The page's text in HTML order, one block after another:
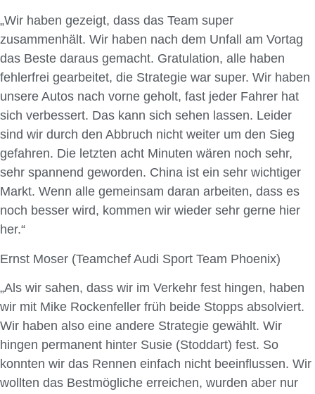
„Wir haben gezeigt, dass das Team super
zusammenhält. Wir haben nach dem Unfall am Vortag
das Beste daraus gemacht. Gratulation, alle haben
fehlerfrei gearbeitet, die Strategie war super. Wir haben
unsere Autos nach vorne geholt, fast jeder Fahrer hat
sich verbessert. Das kann sich sehen lassen. Leider
sind wir durch den Abbruch nicht weiter um den Sieg
gefahren. Die letzten acht Minuten wären noch sehr,
sehr spannend geworden. China ist ein sehr wichtiger
Markt. Wenn alle gemeinsam daran arbeiten, dass es
noch besser wird, kommen wir wieder sehr gerne hier
her.“
Ernst Moser (Teamchef Audi Sport Team Phoenix)
„Als wir sahen, dass wir im Verkehr fest hingen, haben
wir mit Mike Rockenfeller früh beide Stopps absolviert.
Wir haben also eine andere Strategie gewählt. Wir
hingen permanent hinter Susie (Stoddart) fest. So
konnten wir das Rennen einfach nicht beeinflussen. Wir
wollten das Bestmögliche erreichen, wurden aber nur